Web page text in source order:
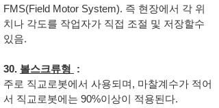
FMS(Field Motor System). 즉 현장에서 각 위
치나 각도를 작업자가 직접 조절 및 저장할수
있음.
30. 볼스크류형 :
주로 직교로봇에서 사용되며, 마찰계수가 적어
서 직교로봇에는 90%이상이 적용된다.